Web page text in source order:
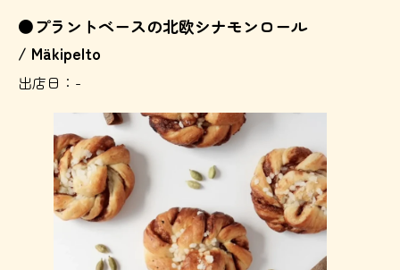
●プラントベースの北欧シナモンロール
/ Mäkipelto
出店日：-